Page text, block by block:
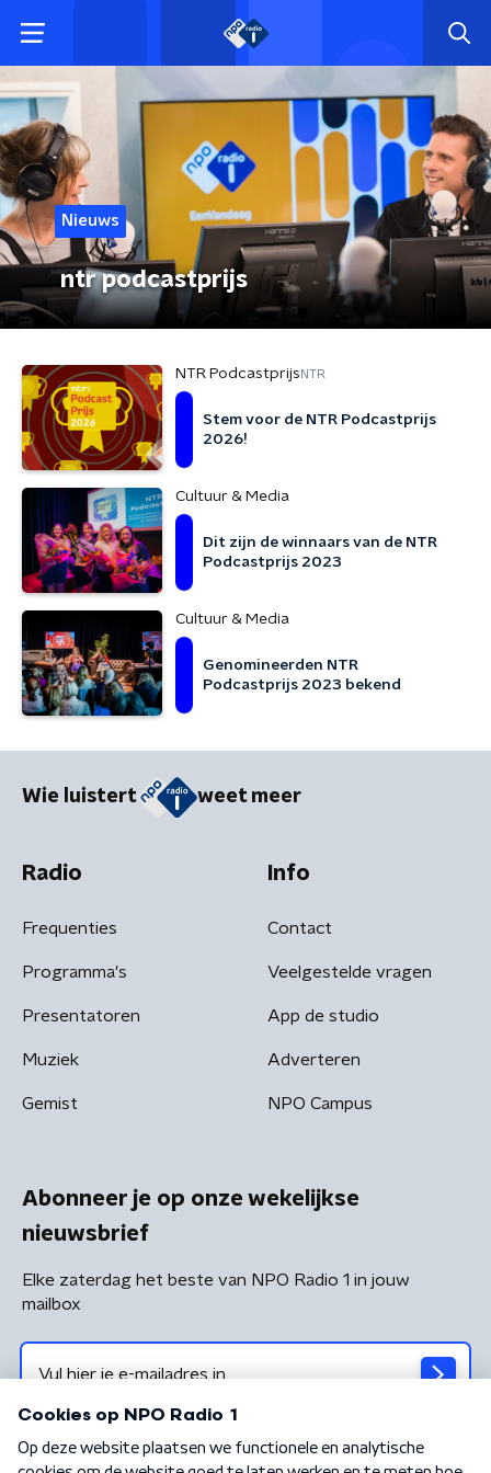
Nieuws
ntr podcastprijs
NTR Podcastprijs NTR
Stem voor de NTR Podcastprijs
2026!
Cultuur & Media
Dit zijn de winnaars van de NTR
Podcastprijs 2023
Cultuur & Media
Genomineerden NTR
Podcastprijs 2023 bekend
Wie luistert weet meer
Radio
Frequenties
Programma's
Presentatoren
Muziek
Gemist
Info
Contact
Veelgestelde vragen
App de studio
Adverteren
NPO Campus
Abonneer je op onze wekelijkse
nieuwsbrief
Elke zaterdag het beste van NPO Radio 1 in jouw
mailbox